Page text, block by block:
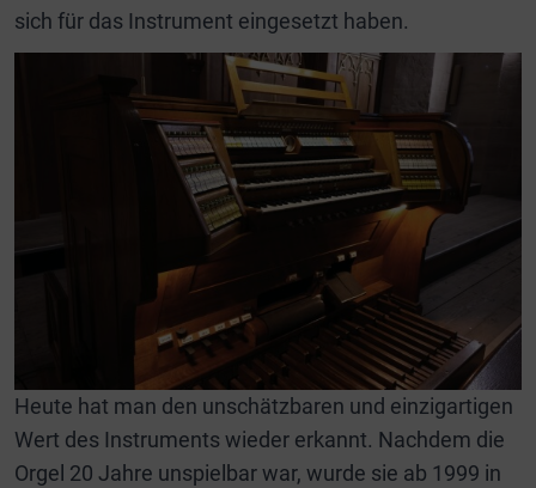
sich für das Instrument eingesetzt haben.
Heute hat man den unschätzbaren und einzigartigen
Wert des Instruments wieder erkannt. Nachdem die
Orgel 20 Jahre unspielbar war, wurde sie ab 1999 in